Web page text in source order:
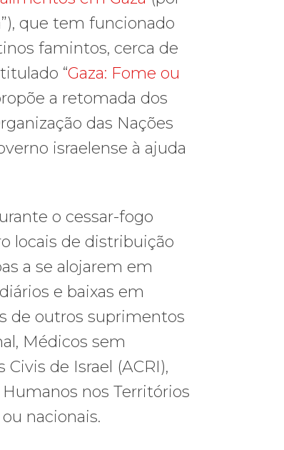
que tem funcionado
famintos, cerca de
“Gaza: Fome ou
a retomada dos
das Nações
israelense à ajuda
o cessar-fogo
locais de distribuição
a se alojarem em
e baixas em
de outros suprimentos
Médicos sem
de Israel (ACRI),
nos Territórios
nacionais.